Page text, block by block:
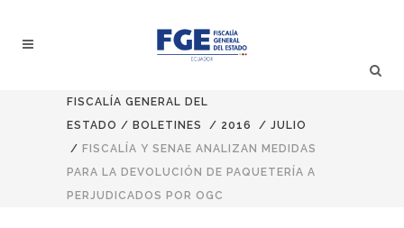
FISCALÍA GENERAL DEL
ESTADO / BOLETINES / 2016 / JULIO
/ FISCALÍA Y SENAE ANALIZAN MEDIDAS
PARA LA DEVOLUCIÓN DE PAQUETERÍA A
PERJUDICADOS POR OGC